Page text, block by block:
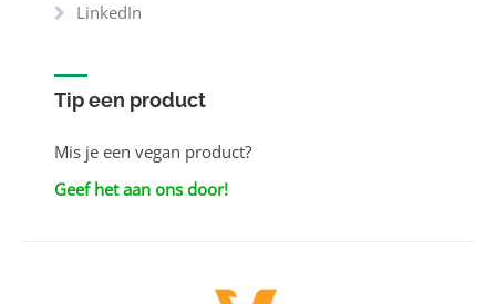
LinkedIn
Tip een product
Mis je een vegan product?
Geef het aan ons door!